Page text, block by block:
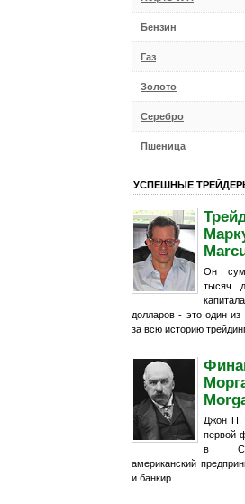
Бензин
Газ
Золото
Серебро
Пшеница
УСПЕШНЫЕ
Он
тысяч
долларов - это один из
за всю историю
Джон П.
первой
в
американский
и банкир.